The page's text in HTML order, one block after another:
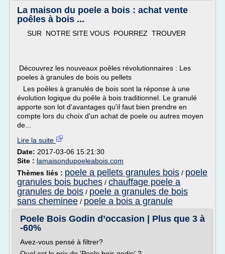
La maison du poele a bois : achat vente
poêles à bois ...
SUR NOTRE SITE VOUS POURREZ TROUVER
Découvrez les nouveaux poêles révolutionnaires : Les
poeles à granules de bois ou pellets
Les poêles à granulés de bois sont la réponse à une
évolution logique du poêle à bois traditionnel. Le granulé
apporte son lot d'avantages qu'il faut bien prendre en
compte lors du choix d'un achat de poele ou autres moyen
de...
Lire la suite
Date: 2017-03-06 15:21:30
Site : lamaisondupoeleabois.com
Thèmes liés : poele a pellets granules bois / poele
granules bois buches / chauffage poele a
granules de bois / poele a granules de bois
sans cheminee / poele a bois a granule
Poele Bois Godin d’occasion | Plus que 3 à
-60%
Avez-vous pensé à filtrer?